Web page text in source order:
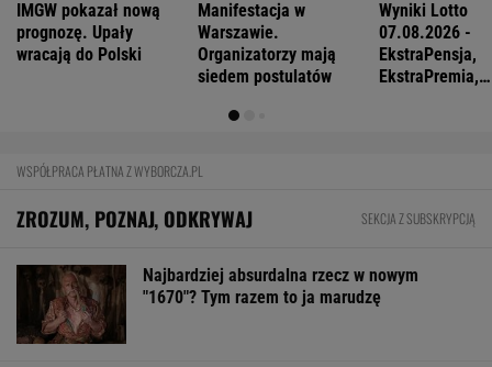
IMGW pokazał nową
prognozę. Upały
wracają do Polski
Manifestacja w
Warszawie.
Organizatorzy mają
siedem postulatów
Wyniki Lotto
07.08.2026 -
EkstraPensja,
EkstraPremia,
WSPÓŁPRACA PŁATNA Z WYBORCZA.PL
ZROZUM, POZNAJ, ODKRYWAJ SEKCJA Z SUBSKRYPCJĄ
Najbardziej absurdalna rzecz w nowym
"1670"? Tym razem to ja marudzę